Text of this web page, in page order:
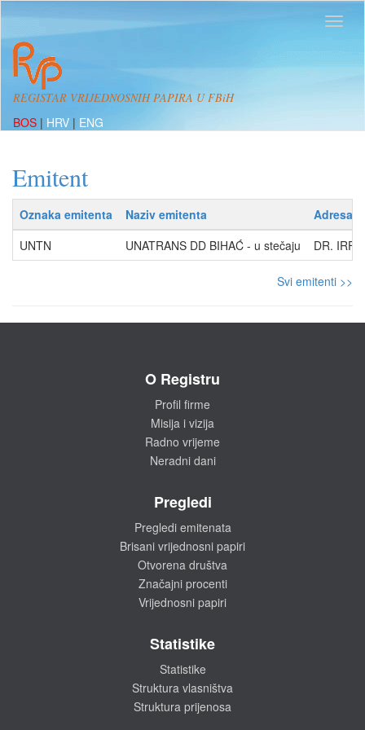
REGISTAR VRIJEDNOSNIH PAPIRA U FBiH
BOS | HRV | ENG
Emitent
Oznaka emitenta Naziv emitenta
Adresa
UNTN
UNATRANS DD BIHAĆ - u stečaju DR.
Svi emitenti >>
O Registru
Profil firme
Misija i vizija
Radno vrijeme
Neradni dani
Pregledi
Pregledi emitenata
Brisani vrijednosni papiri
Otvorena društva
Značajni procenti
Vrijednosni papiri
Statistike
Statistike
Struktura vlasništva
Struktura prijenosa